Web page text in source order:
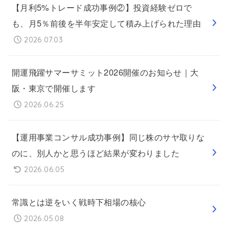
【月利5%トレード成功事例②】投資経験ゼロで
も、月5％前後を半年安定して積み上げられた理由
2026.07.03
開運飛躍サマーサミット2026開催のお知らせ｜大
阪・東京で開催します
2026.06.25
【運用事業コンサル成功事例】同じ株のサヤ取りな
のに、別人かと思うほど結果が変わりました
2026.06.05
常識とは逆をいく戦時下相場の核心
2026.05.08